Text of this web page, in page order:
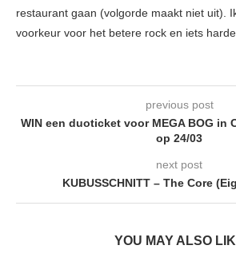
restaurant gaan (volgorde maakt niet uit).
voorkeur voor het betere rock en iets
previous post
WIN een duoticket voor MEGA BOG in
op 24/03
next post
KUBUSSCHNITT – The Core
YOU MAY ALSO